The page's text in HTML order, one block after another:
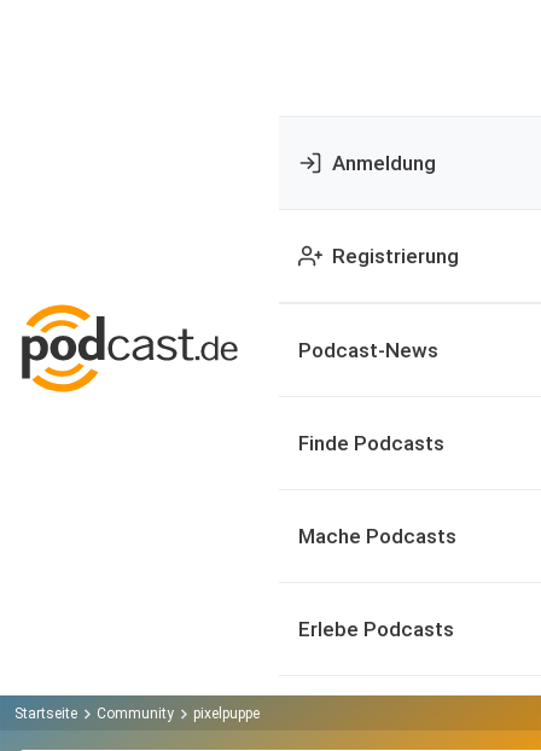
Anmeldung
Registrierung
Podcast-News
Finde Podcasts
Mache Podcasts
Erlebe Podcasts
Startseite Community pixelpuppe